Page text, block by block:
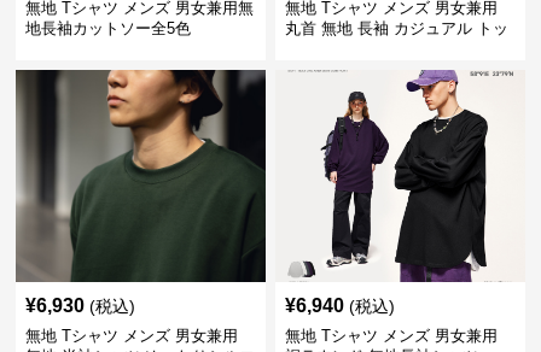
無地 Tシャツ メンズ 男女兼用無
地長袖カットソー全5色
無地 Tシャツ メンズ 男女兼用
丸首 無地 長袖 カジュアル トッ
¥6,930 (税込)
無地 Tシャツ メンズ 男女兼用
¥6,940 (税込)
無地 Tシャツ メンズ 男女兼用